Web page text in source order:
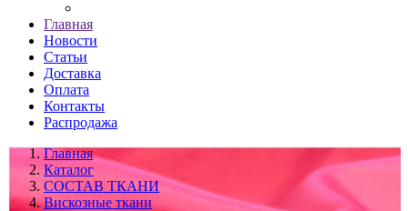
Главная
Новости
Статьи
Доставка
Оплата
Контакты
Распродажа
Главная
Каталог
СОСТАВ ТКАНИ
Вискозные ткани